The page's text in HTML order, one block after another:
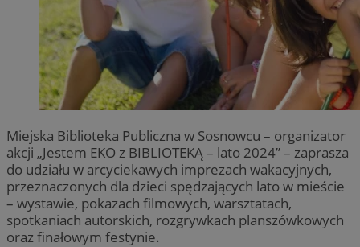
Miejska Biblioteka Publiczna w Sosnowcu – organizator
akcji „Jestem EKO z BIBLIOTEKĄ – lato 2024” – zaprasza
do udziału w arcyciekawych imprezach wakacyjnych,
przeznaczonych dla dzieci spędzających lato w mieście
– wystawie, pokazach filmowych, warsztatach,
spotkaniach autorskich, rozgrywkach planszówkowych
oraz finałowym festynie.